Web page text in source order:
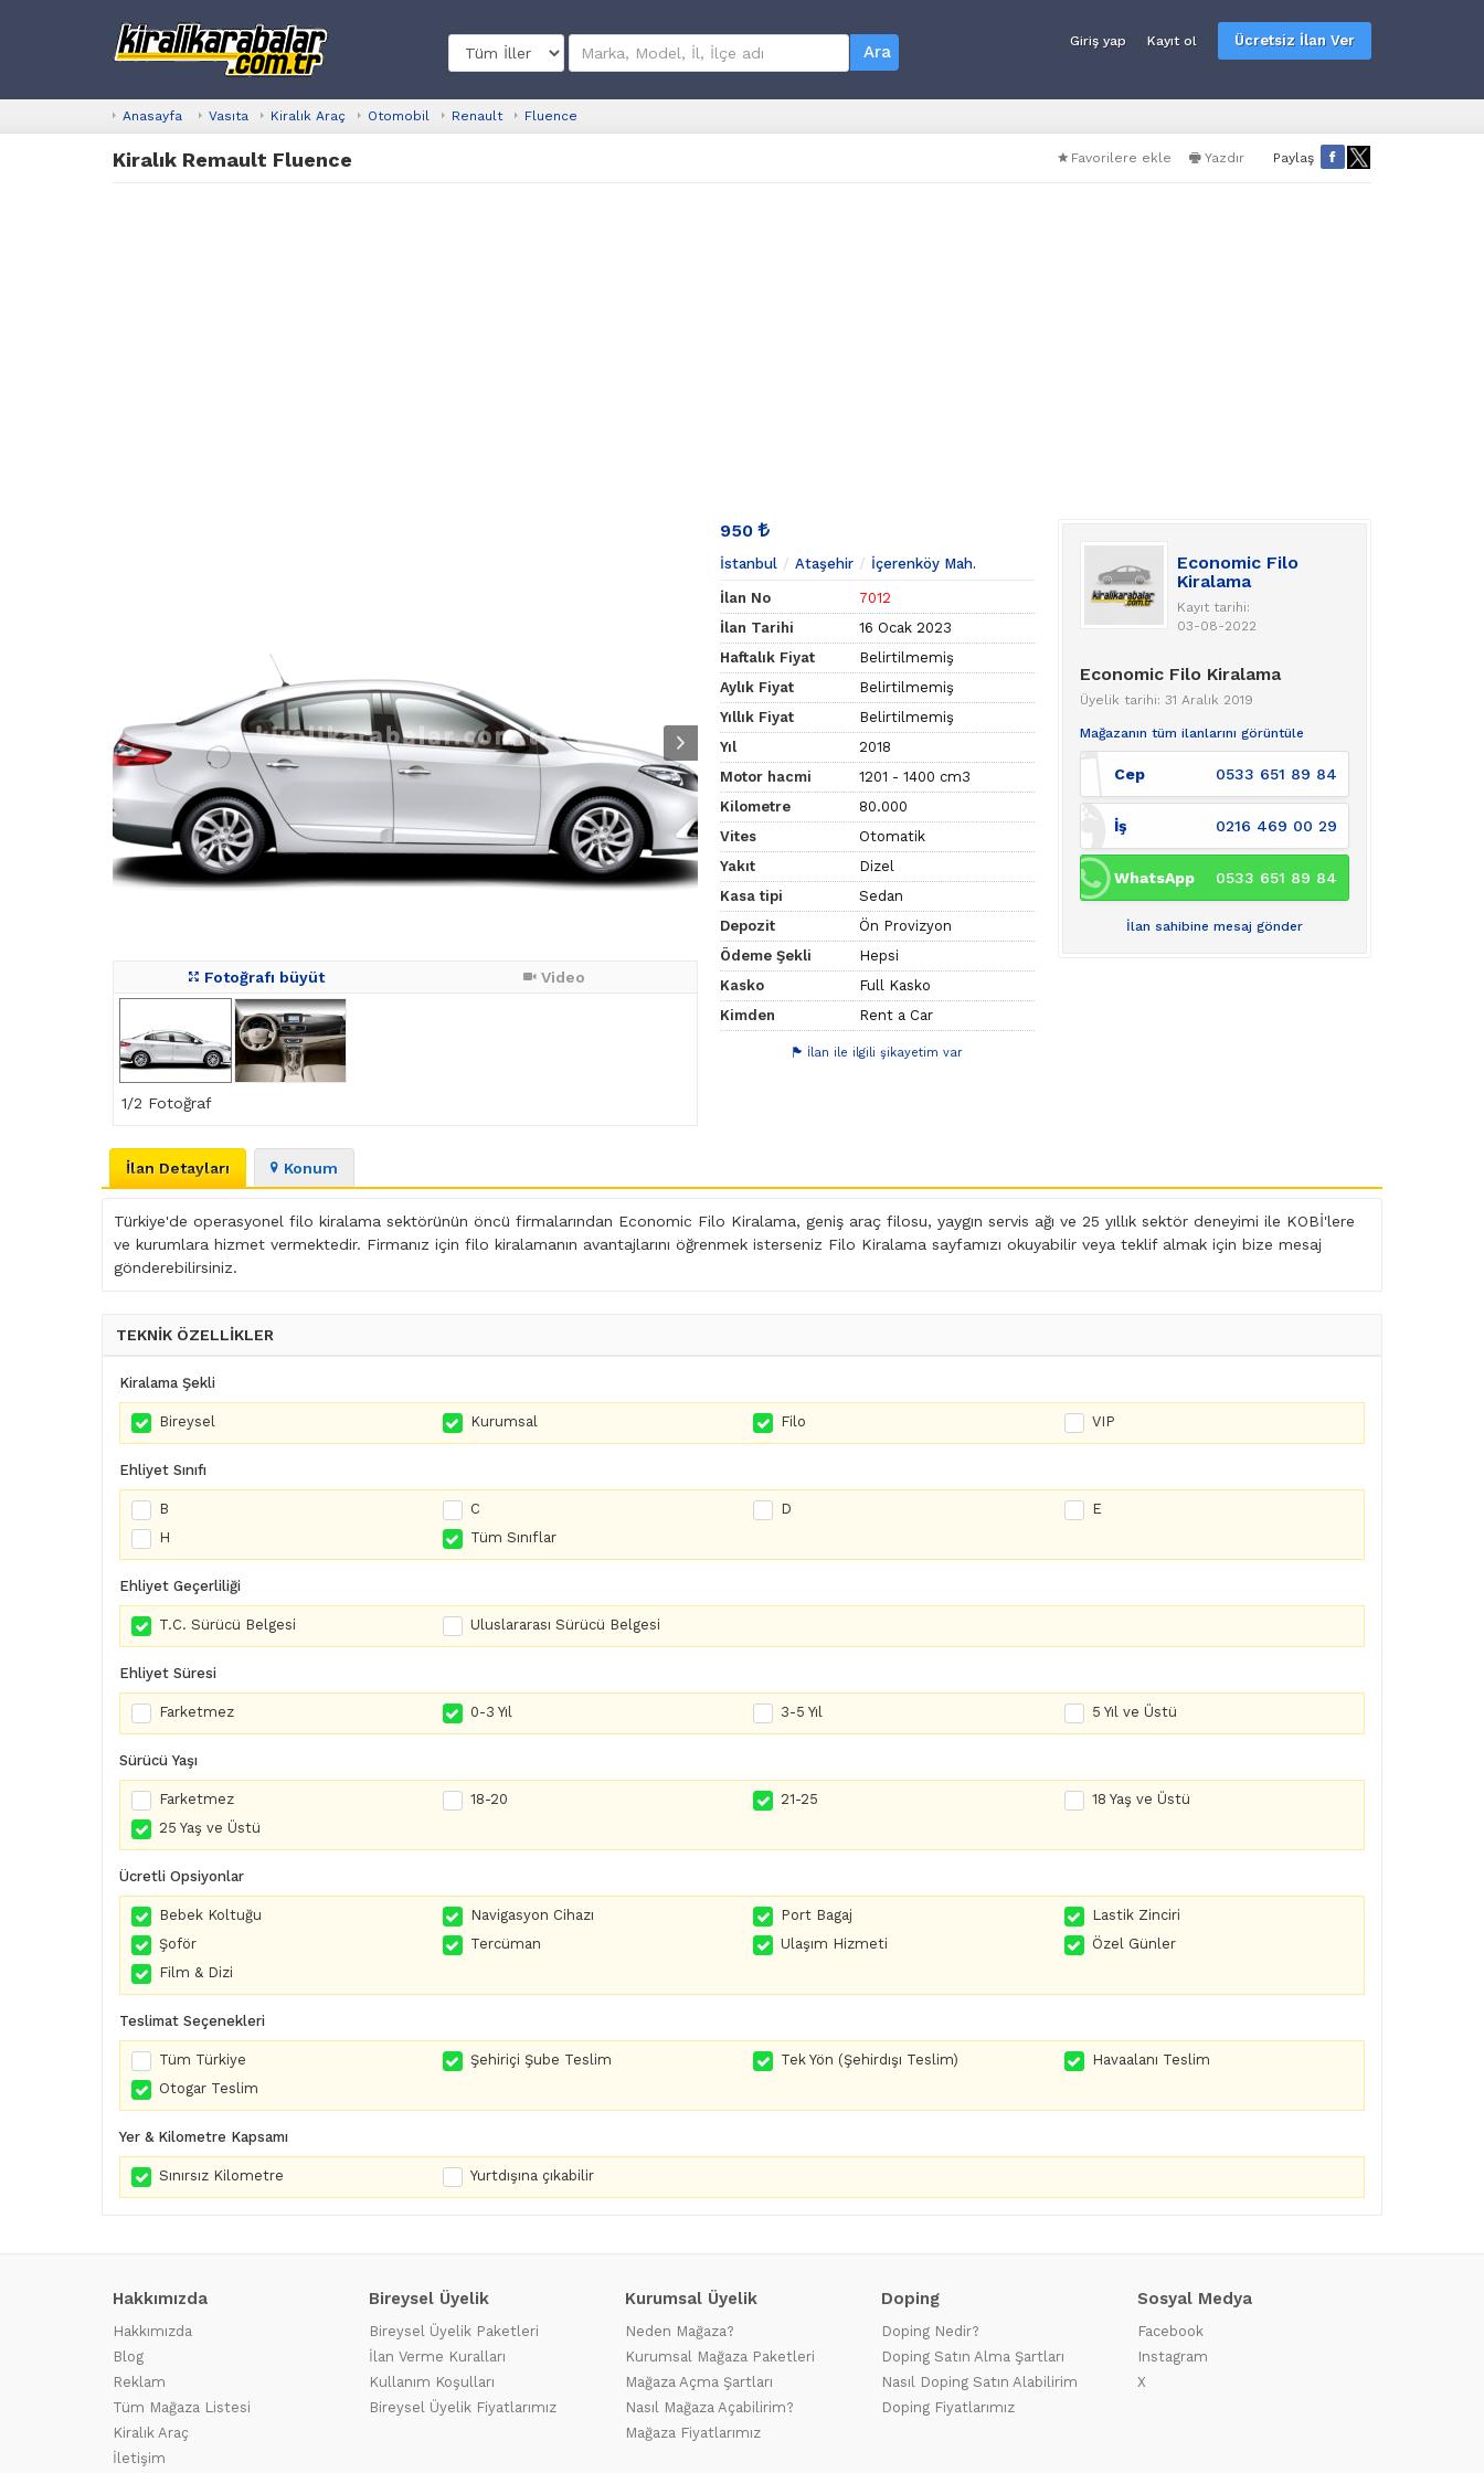
Ara
Giriş yap Kayıt ol Ücretsiz İlan Ver
Anasayfa Vasıta Kiralık Araç Otomobil Renault Fluence
Kiralık Remault Fluence Favorilere ekle Yazdır Paylaş
Fotoğrafı büyüt Video
1/2 Fotoğraf
950
İstanbul Ataşehir İçerenköy Mah.
İlan No
7012
İlan Tarihi
16 Ocak 2023
Haftalık Fiyat
Belirtilmemiş
Aylık Fiyat
Belirtilmemiş
Yıllık Fiyat
Belirtilmemiş
Yıl
2018
Motor hacmi
1201 - 1400 cm3
Kilometre
80.000
Vites
Otomatik
Yakıt
Dizel
Kasa tipi
Sedan
Depozit
Ön Provizyon
Ödeme Şekli
Hepsi
Kasko
Full Kasko
Kimden
Rent a Car
İlan ile ilgili şikayetim var
Economic Filo
Kiralama
Kayıt tarihi:
03-08-2022
Economic Filo Kiralama
Üyelik tarihi: 31 Aralık 2019
Mağazanın tüm ilanlarını görüntüle
Cep 0533 651 89 84
İş 0216 469 00 29
WhatsApp 0533 651 89 84
İlan sahibine mesaj gönder
İlan Detayları Konum
Türkiye'de operasyonel filo kiralama sektörünün öncü firmalarından Economic Filo Kiralama, geniş araç filosu, yaygın servis ağı ve 25 yıllık sektör deneyimi ile KOBİ'lere
ve kurumlara hizmet vermektedir. Firmanız için filo kiralamanın avantajlarını öğrenmek isterseniz Filo Kiralama sayfamızı okuyabilir veya teklif almak için bize mesaj
gönderebilirsiniz.
TEKNİK ÖZELLİKLER
Kiralama Şekli
Bireysel Kurumsal Filo VIP
Ehliyet Sınıfı
B C D
E
H
Tüm Sınıflar
Ehliyet Geçerliliği
T.C. Sürücü Belgesi Uluslararası Sürücü Belgesi
Ehliyet Süresi
Farketmez 0-3 Yıl 3-5 Yıl 5 Yıl ve Üstü
Sürücü Yaşı
Farketmez 18-20 21-25
18 Yaş ve Üstü
25 Yaş ve Üstü
Ücretli Opsiyonlar
Bebek Koltuğu Navigasyon Cihazı Port Bagaj
Lastik Zinciri
Şoför
Tercüman Ulaşım Hizmeti
Özel Günler
Film & Dizi
Teslimat Seçenekleri
Tüm Türkiye Şehiriçi Şube Teslim Tek Yön (Şehirdışı Teslim)
Havaalanı Teslim
Otogar Teslim
Yer & Kilometre Kapsamı
Sınırsız Kilometre Yurtdışına çıkabilir
Hakkımızda
Hakkımızda
Blog
Reklam
Tüm Mağaza Listesi
Kiralık Araç
İletişim
Bireysel Üyelik
Bireysel Üyelik Paketleri
İlan Verme Kuralları
Kullanım Koşulları
Bireysel Üyelik Fiyatlarımız
Kurumsal Üyelik
Neden Mağaza?
Kurumsal Mağaza Paketleri
Mağaza Açma Şartları
Nasıl Mağaza Açabilirim?
Mağaza Fiyatlarımız
Doping
Doping Nedir?
Doping Satın Alma Şartları
Nasıl Doping Satın Alabilirim
Doping Fiyatlarımız
Sosyal Medya
Facebook
Instagram
X